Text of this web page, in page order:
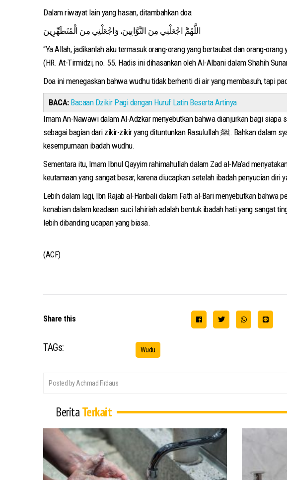
Dalam riwayat lain yang hasan, ditambahkan doa:
اللَّهُمَّ اجْعَلْنِي مِنَ التَّوَّابِينَ، وَاجْعَلْنِي مِنَ الْمُتَطَهِّرِينَ
“Ya Allah, jadikanlah aku termasuk orang-orang yang bertaubat dan orang-orang
(HR. At-Tirmidzi, no. 55. Hadis ini dihasankan oleh Al-Albani dalam Shahih
Doa ini menegaskan bahwa wudhu tidak berhenti di air yang membasuh, tapi
BACA: Bacaan Dzikir Pagi dengan Huruf Latin Beserta Artinya
Imam An-Nawawi dalam Al-Adzkar menyebutkan bahwa dianjurkan bagi
sebagai bagian dari zikir-zikir yang dituntunkan Rasulullah ﷺ. Bahkan dalam syarahnya atas Shahih Muslim, An-Nawawi menjelaskan bahwa pembacaan doa ini termasuk bentuk
kesempurnaan ibadah wudhu.
Sementara itu, Imam Ibnul Qayyim rahimahullah dalam Zad al-Ma’ad
keutamaan yang sangat besar, karena diucapkan setelah ibadah penyucian diri
Lebih dalam lagi, Ibn Rajab al-Hanbali dalam Fath al-Bari menyebutkan bahwa
kenabian dalam keadaan suci lahiriah adalah bentuk ibadah hati yang sangat
lebih dibanding ucapan yang biasa.
(ACF)
Share this
TAGs: Wudu
Posted by Achmad Firdaus
BeritaTerkait